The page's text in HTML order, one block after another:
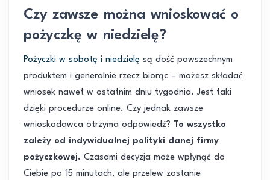
Czy zawsze można wnioskować o
pożyczkę w niedzielę?
Pożyczki w sobotę i niedzielę są dość powszechnym
produktem i generalnie rzecz biorąc – możesz składać
wniosek nawet w ostatnim dniu tygodnia. Jest taki
dzięki procedurze online. Czy jednak zawsze
wnioskodawca otrzyma odpowiedź?
To wszystko
zależy od indywidualnej polityki danej firmy
pożyczkowej. Czasami decyzja może wpłynąć do
Ciebie po 15 minutach, ale przelew zostanie